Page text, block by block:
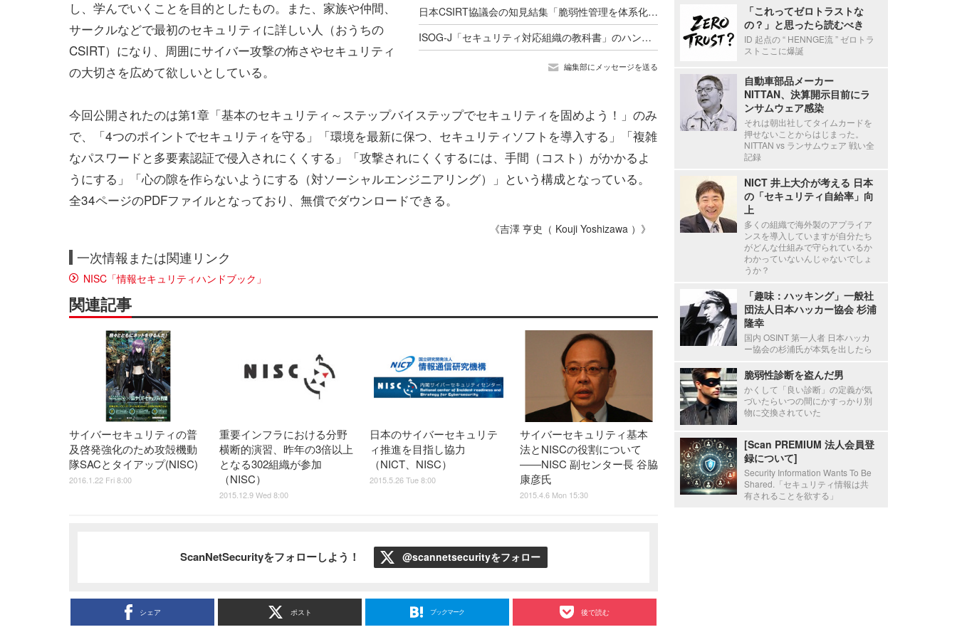
日本CSIRT協議会の知見結集「脆弱性管理を体系化した手引書」公開 ～ Internet Week 2024
ISOG-J「セキュリティ対応組織の教科書」のハンズオンセッション開催！～ Internet Week 2024
編集部にメッセージを送る
し、学んでいくことを目的としたもの。また、家族や仲間、
サークルなどで最初のセキュリティに詳しい人（おうちの
CSIRT）になり、周囲にサイバー攻撃の怖さやセキュリティ
の大切さを広めて欲しいとしている。
今回公開されたのは第1章「基本のセキュリティ～ステップバイステップでセキュリティを固めよう！」のみ
で、「4つのポイントでセキュリティを守る」「環境を最新に保つ、セキュリティソフトを導入する」「複雑
なパスワードと多要素認証で侵入されにくくする」「攻撃されにくくするには、手間（コスト）がかかるよ
うにする」「心の隙を作らないようにする（対ソーシャルエンジニアリング）」という構成となっている。
全34ページのPDFファイルとなっており、無償でダウンロードできる。
《吉澤 亨史（ Kouji Yoshizawa ）》
一次情報または関連リンク
NISC「情報セキュリティハンドブック」
関連記事
サイバーセキュリティの普
及啓発強化のため攻殻機動
隊SACとタイアップ(NISC)
2016.1.22 Fri 8:00
重要インフラにおける分野
横断的演習、昨年の3倍以上
となる302組織が参加
（NISC）
2015.12.9 Wed 8:00
日本のサイバーセキュリテ
ィ推進を目指し協力
（NICT、NISC）
2015.5.26 Tue 8:00
サイバーセキュリティ基本
法とNISCの役割について
――NISC 副センター長 谷脇
康彦氏
2015.4.6 Mon 15:30
ScanNetSecurityをフォローしよう！ @scannetsecurityをフォロー
シェア ポスト ブックマーク 後で読む
「これってゼロトラストな
の？」と思ったら読むべき
ID 起点の “ HENNGE流 ” ゼロトラ
ストここに爆誕
自動車部品メーカー
NITTAN、決算開示目前にラ
ンサムウェア感染
それは朝出社してタイムカードを
押せないことからはじまった。
NITTAN vs ランサムウェア 戦い全
記録
NICT 井上大介が考える 日本
の「セキュリティ自給率」向
上
多くの組織で海外製のアプライア
ンスを導入していますが自分たち
がどんな仕組みで守られているか
わかっていないんじゃないでしょ
うか？
「趣味：ハッキング」一般社
団法人日本ハッカー協会 杉浦
隆幸
国内 OSINT 第一人者 日本ハッカ
ー協会の杉浦氏が本気を出したら
脆弱性診断を盗んだ男
かくして「良い診断」の定義が気
づいたらいつの間にかすっかり別
物に交換されていた
[Scan PREMIUM 法人会員登
録について]
Security Information Wants To Be
Shared.「セキュリティ情報は共
有されることを欲する」